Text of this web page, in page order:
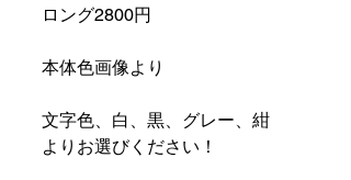
ロング2800円
本体色画像より
文字色、白、黒、グレー、紺
よりお選びください！